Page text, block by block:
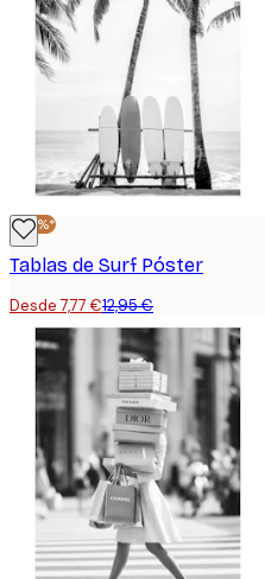
-40%*
Tablas de Surf Póster
Desde 7,77 €12,95 €